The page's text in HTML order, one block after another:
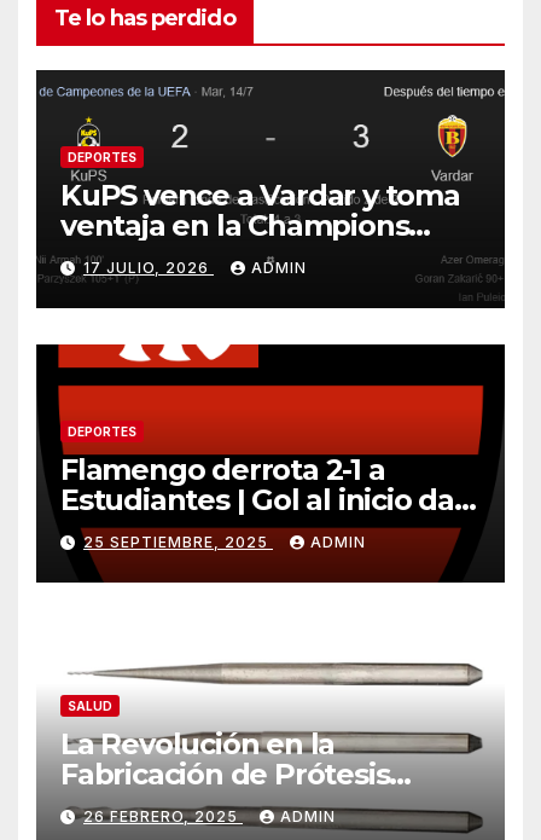
Te lo has perdido
DEPORTES
KuPS vence a Vardar y toma
ventaja en la Champions
League
17 JULIO, 2026 ADMIN
DEPORTES
Flamengo derrota 2-1 a
Estudiantes | Gol al inicio da
ventaja importante
25 SEPTIEMBRE, 2025 ADMIN
SALUD
La Revolución en la
Fabricación de Prótesis
Parciales Removibles
26 FEBRERO, 2025 ADMIN